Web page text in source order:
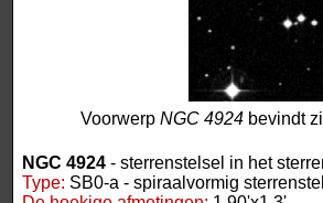
Voorwerp NGC 4924 bevindt
NGC 4924 - sterrenstelsel in het
Type: SB0-a - spiraalvormig